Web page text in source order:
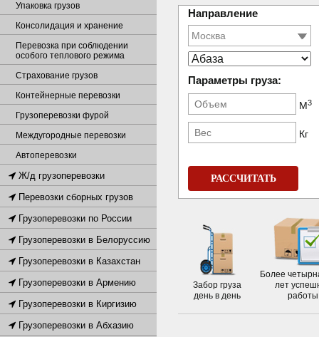
Направление
Параметры груза:
М3
Кг
РАССЧИТАТЬ
Забор груза
день в день
Более
лет
работы
Упаковка грузов
Консолидация и хранение
Перевозка при соблюдении
особого теплового режима
Страхование грузов
Контейнерные перевозки
Грузоперевозки фурой
Междугородные перевозки
Автоперевозки
Ж/д грузоперевозки
Перевозки сборных грузов
Грузоперевозки по России
Грузоперевозки в Белоруссию
Грузоперевозки в Казахстан
Грузоперевозки в Армению
Грузоперевозки в Киргизию
Грузоперевозки в Абхазию